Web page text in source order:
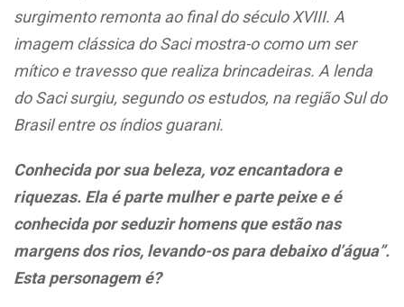
surgimento remonta ao final do século XVIII. A
imagem clássica do Saci mostra-o como um ser
mítico e travesso que realiza brincadeiras. A lenda
do Saci surgiu, segundo os estudos, na região Sul do
Brasil entre os índios guarani.
Conhecida por sua beleza, voz encantadora e
riquezas. Ela é parte mulher e parte peixe e é
conhecida por seduzir homens que estão nas
margens dos rios, levando-os para debaixo d’água”.
Esta personagem é?